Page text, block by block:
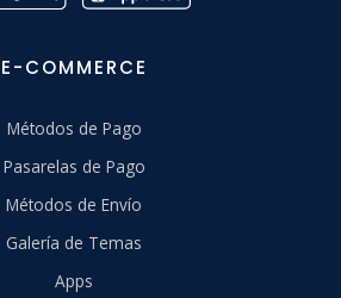
E-COMMERCE
Métodos de Pago
Pasarelas de Pago
Métodos de Envío
Galería de Temas
Apps